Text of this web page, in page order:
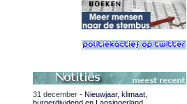
31 december - Nieuwjaar, klimaat,